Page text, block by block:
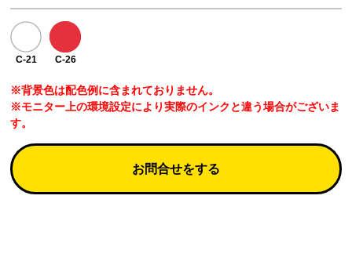
C-21 C-26
※背景色は配色例に含まれておりません。
※モニター上の環境設定により実際のインクと違う場合がございま
す。
お問合せをする